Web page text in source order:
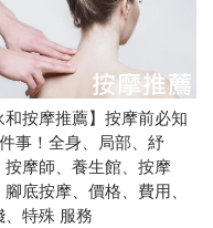
和按摩推薦】按摩前必知
事！全身、局部、紓
按摩師、養生館、按摩
腳底按摩、價格、費用、
、特殊 服務